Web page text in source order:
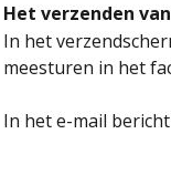
Het verzenden
In het
meesturen in het
In het e-mail